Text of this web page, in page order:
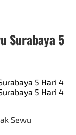
Surabaya 5
5 Hari 4
5 Hari 4